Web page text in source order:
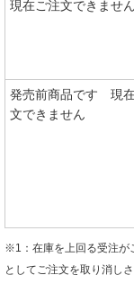
現在ご注文できません
発売前商品です 現
文できません
※1：在庫を上回る受注が
としてご注文を取り消し